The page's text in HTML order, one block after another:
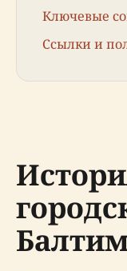
Ключевые
Ссылки и